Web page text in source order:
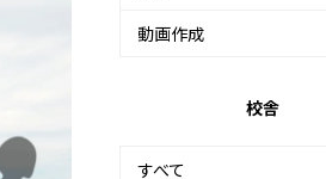
動画作成
校舎
すべて